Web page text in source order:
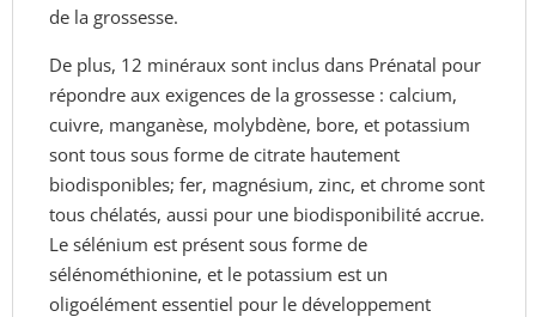
de la grossesse.
De plus, 12 minéraux sont inclus dans Prénatal pour
répondre aux exigences de la grossesse : calcium,
cuivre, manganèse, molybdène, bore, et potassium
sont tous sous forme de citrate hautement
biodisponibles; fer, magnésium, zinc, et chrome sont
tous chélatés, aussi pour une biodisponibilité accrue.
Le sélénium est présent sous forme de
sélénométhionine, et le potassium est un
oligoélément essentiel pour le développement